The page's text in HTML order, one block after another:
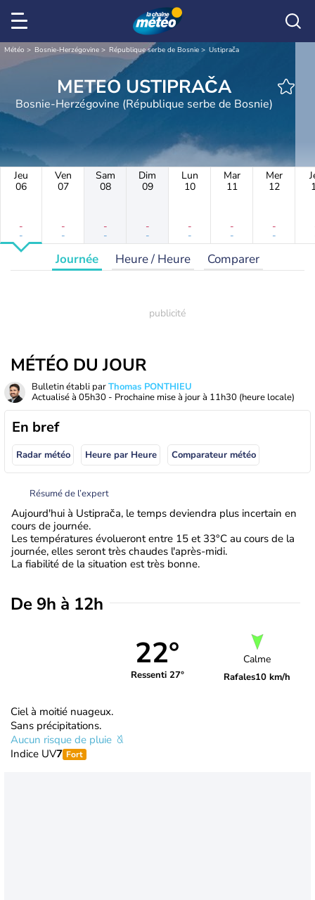
Météo Bosnie-Herzégovine République serbe de Bosnie Ustiprača
METEO USTIPRAČA
Bosnie-Herzégovine (République serbe de Bosnie)
Jeu
06
-
-
Ven
07
-
-
Sam
08
-
-
Dim
09
-
-
Lun
10
-
-
Mar
11
-
-
Mer
12
-
-
Journée Heure / Heure Comparer
MÉTÉO DU JOUR
Bulletin établi parThomas PONTHIEU
Actualisé à 05h30 - Prochaine mise à jour à 11h30 (heure locale)
En bref
Radar météo Heure par Heure Comparateur météo
Résumé de l’expert
Aujourd'hui à Ustiprača, le temps deviendra plus incertain en
cours de journée.
Les températures évolueront entre 15 et 33°C au cours de la
journée, elles seront très chaudes l'après-midi.
La fiabilité de la situation est très bonne.
De 9h à 12h
22°
Ressenti 27°
Calme
Rafales10 km/h
Ciel à moitié nuageux.
Sans précipitations.
Aucun risque de pluie
Indice UV7 Fort